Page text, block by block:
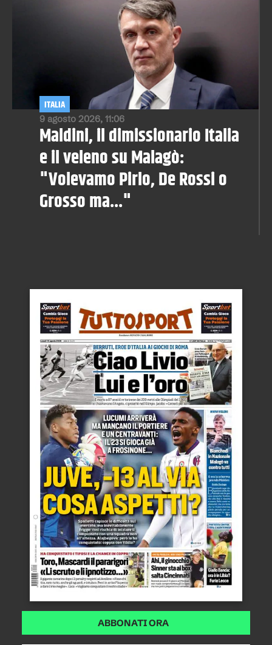
9 agosto 2026, 11:06
ITALIA
Maldini, il dimissionario Italia
e il veleno su Malagò:
"Volevamo Pirlo, De Rossi o
Grosso ma..."
ABBONATI ORA